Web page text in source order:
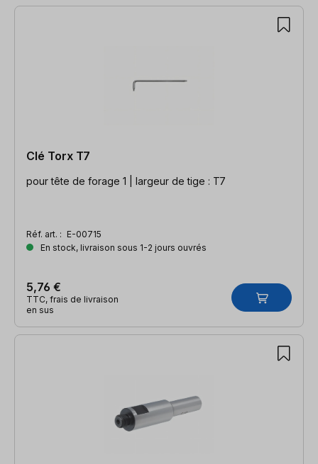
Clé Torx T7
pour tête de forage 1 | largeur de tige : T7
Réf. art. : E-00715
En stock, livraison sous 1-2 jours ouvrés
5,76 €
TTC, frais de livraison
en sus